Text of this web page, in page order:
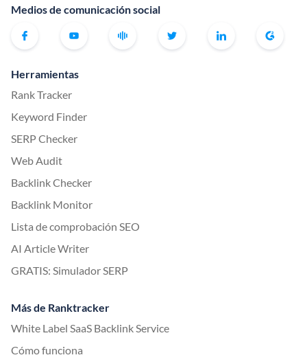
Medios de comunicación social
Herramientas
Rank Tracker
Keyword Finder
SERP Checker
Web Audit
Backlink Checker
Backlink Monitor
Lista de comprobación SEO
AI Article Writer
GRATIS: Simulador SERP
Más de Ranktracker
White Label SaaS Backlink Service
Cómo funciona